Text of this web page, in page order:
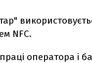
NFC.
оператора і